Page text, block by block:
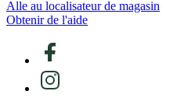
Alle au localisateur de magasin
Obtenir de l'aide